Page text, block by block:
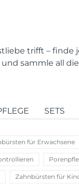
trifft – finde
sammle all
SETS
für Erwachsene
Zahnbürsten für